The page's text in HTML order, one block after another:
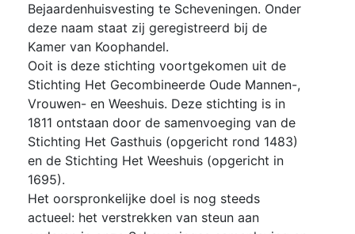
Bejaardenhuisvesting te Scheveningen. Onder
deze naam staat zij geregistreerd bij de
Kamer van Koophandel.
Ooit is deze stichting voortgekomen uit de
Stichting Het Gecombineerde Oude Mannen-,
Vrouwen- en Weeshuis. Deze stichting is in
1811 ontstaan door de samenvoeging van de
Stichting Het Gasthuis (opgericht rond 1483)
en de Stichting Het Weeshuis (opgericht in
1695).
Het oorspronkelijke doel is nog steeds
actueel: het verstrekken van steun aan